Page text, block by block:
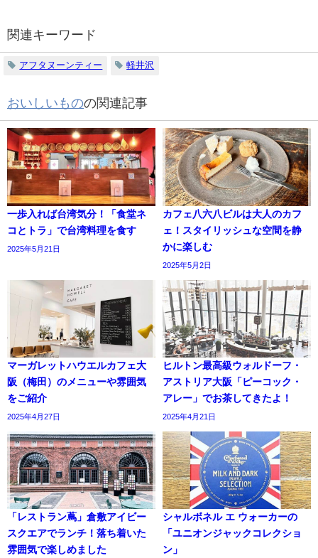
関連キーワード
アフタヌーンティー 軽井沢
おいしいものの関連記事
一歩入れば台湾気分！「食堂ネ
コとトラ」で台湾料理を食す
2025年5月21日
カフェ八六八ビルは大人のカフ
ェ！スタイリッシュな空間を静
かに楽しむ
2025年5月2日
マーガレットハウエルカフェ大
阪（梅田）のメニューや雰囲気
をご紹介
2025年4月27日
ヒルトン最高級ウォルドーフ・
アストリア大阪「ピーコック・
アレー」でお茶してきたよ！
2025年4月21日
「レストラン蔦」倉敷アイビー
スクエアでランチ！落ち着いた
雰囲気で楽しめました
シャルボネル エ ウォーカーの
「ユニオンジャックコレクショ
ン」